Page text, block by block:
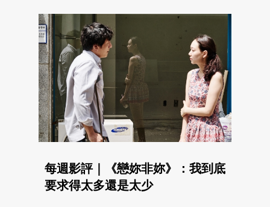
每週影評｜《戀妳非妳》：我到底
要求得太多還是太少